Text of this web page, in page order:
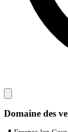
Domaine des